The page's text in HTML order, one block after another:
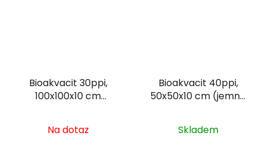
Bioakvacit 30ppi,
100x100x10 cm
sponge
Na dotaz
Bioakvacit 40ppi,
50x50x10 cm (jemná
Skladem